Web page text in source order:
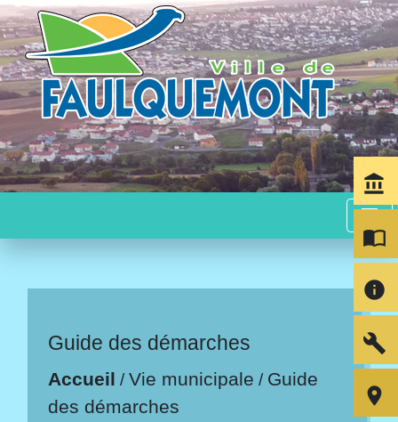
menu
Guide des démarches
Accueil /Vie municipale / Guide
des démarches
account_balance
import_contacts
info
build
room